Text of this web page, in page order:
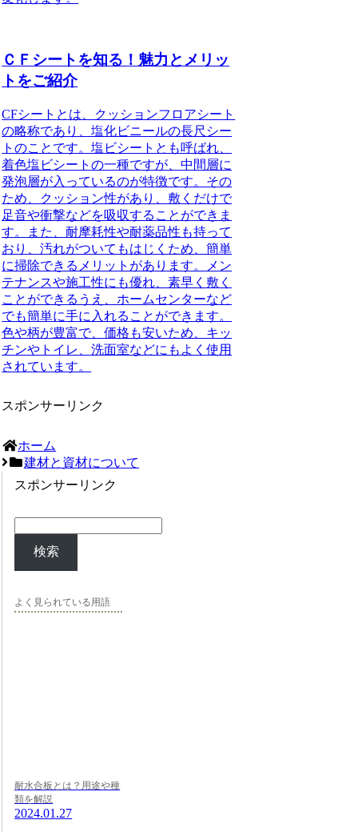
ＣＦシートを知る！魅力とメリッ
トをご紹介
CFシート とは、クッションフロアシート
の略称であり、塩化ビニールの長尺シー
トのことです。塩ビシートとも呼ばれ、
着色塩ビシートの一種ですが、中間層に
発泡層が入っているのが特徴です。その
ため、クッション性があり、敷くだけで
足音や衝撃などを吸収することができま
す。また、耐摩耗性や耐薬品性も持って
おり、汚れがついてもはじくため、簡単
に掃除できるメリットがあります。メン
テナンスや施工性にも優れ、素早く敷く
ことができるうえ、ホームセンターなど
でも簡単に手に入れることができます。
色や柄が豊富で、価格も安いため、キッ
チンやトイレ、洗面室などにもよく使用
されています。
スポンサーリンク
ホーム
建材と資材について
スポンサーリンク
検索
よく見られている用語
耐水合板とは？用途や種
類を解説
2024.01.27